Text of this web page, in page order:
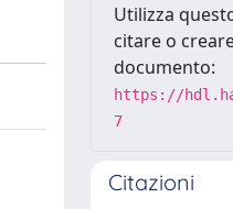
Utilizza
citare o
documento:
https://
7
Citazioni